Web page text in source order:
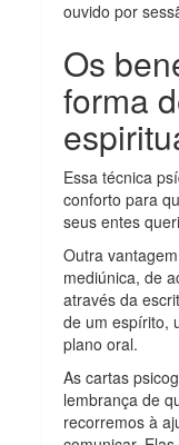
ouvido por
Os
forma
Essa técnica
conforto para
seus entes
Outra
mediúnica, de
através da
de um espírito,
plano oral.
As cartas
lembrança de
recorremos à